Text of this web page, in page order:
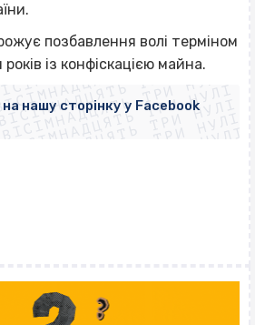
позбавлення волі терміном
із конфіскацією майна.
ТРИ НУЛІ
ТРИ НУЛІ
ТРИ НУЛІ
ВІСІМНАДЦЯТЬ ТРИ НУЛІ
ВІСІМНАДЦЯТЬ ТРИ НУЛІ
ВІСІМНАДЦЯТЬ ТРИ НУЛІ
ВІСІМНАДЦЯТЬ ТРИ НУЛІ
ВІСІМНАДЦЯТЬ ТРИ НУЛІ
нашу сторінку у Facebook